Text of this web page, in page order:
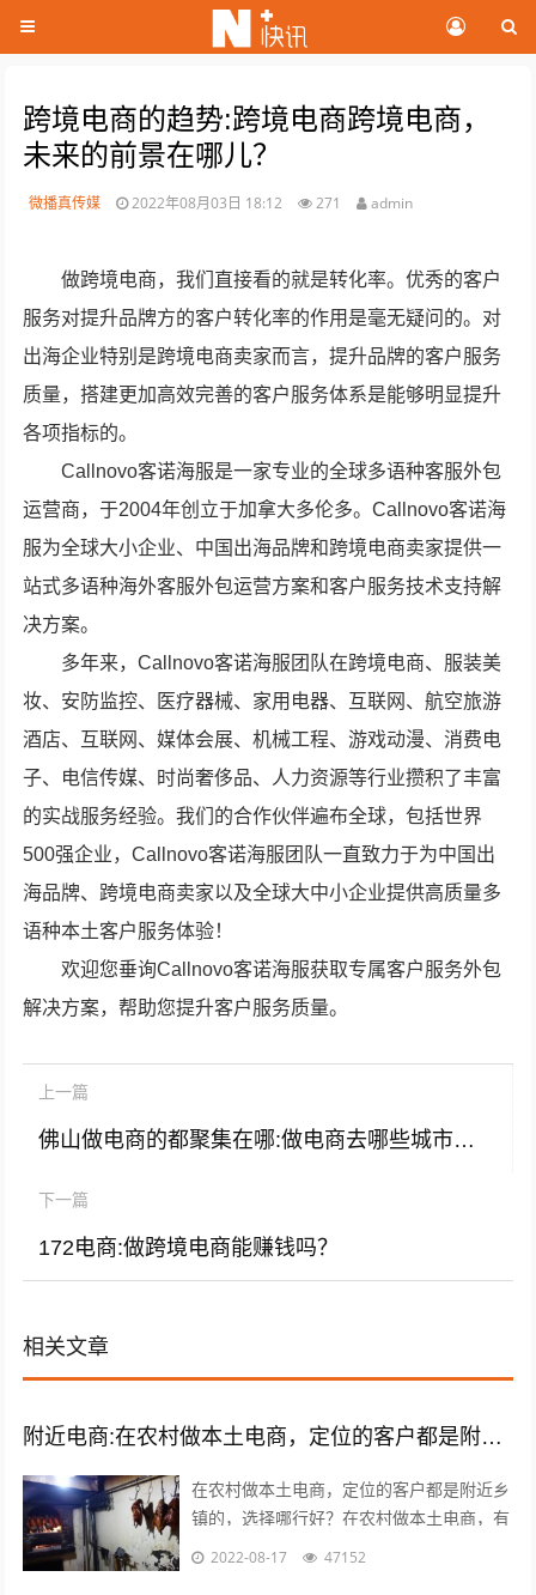
跨境电商的趋势:跨境电商跨境电商，
未来的前景在哪儿？
微播真传媒 2022年08月03日 18:12 271 admin
做跨境电商，我们直接看的就是转化率。优秀的客户
服务对提升品牌方的客户转化率的作用是毫无疑问的。对
出海企业特别是跨境电商卖家而言，提升品牌的客户服务
质量，搭建更加高效完善的客户服务体系是能够明显提升
各项指标的。
Callnovo客诺海服是一家专业的全球多语种客服外包
运营商，于2004年创立于加拿大多伦多。Callnovo客诺海
服为全球大小企业、中国出海品牌和跨境电商卖家提供一
站式多语种海外客服外包运营方案和客户服务技术支持解
决方案。
多年来，Callnovo客诺海服团队在跨境电商、服装美
妆、安防监控、医疗器械、家用电器、互联网、航空旅游
酒店、互联网、媒体会展、机械工程、游戏动漫、消费电
子、电信传媒、时尚奢侈品、人力资源等行业攒积了丰富
的实战服务经验。我们的合作伙伴遍布全球，包括世界
500强企业，Callnovo客诺海服团队一直致力于为中国出
海品牌、跨境电商卖家以及全球大中小企业提供高质量多
语种本土客户服务体验！
欢迎您垂询Callnovo客诺海服获取专属客户服务外包
解决方案，帮助您提升客户服务质量。
上一篇
佛山做电商的都聚集在哪:做电商去哪些城市比较好？
下一篇
172电商:做跨境电商能赚钱吗？
相关文章
附近电商:在农村做本土电商，定位的客户都是附近乡镇的，选择哪类商品好？
在农村做本土电商，定位的客户都是附近乡
镇的，选择哪行好？在农村做本土电商，有
一个莫大的好处，那就是诚信问题能够得到
2022-08-17 47152